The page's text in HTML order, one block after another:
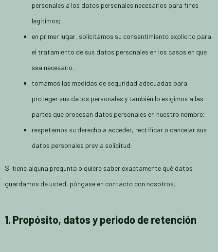
personales a los datos personales necesarios para fines
legítimos;
en primer lugar, solicitamos su consentimiento explícito para
el tratamiento de sus datos personales en los casos en que
sea necesario.
tomamos las medidas de seguridad adecuadas para
proteger sus datos personales y también lo exigimos a las
partes que procesan datos personales en nuestro nombre;
respetamos su derecho a acceder, rectificar o cancelar sus
datos personales previa solicitud.
Si tiene alguna pregunta o quiere saber exactamente qué datos
guardamos de usted, póngase en contacto con nosotros.
1. Propósito, datos y periodo de retención